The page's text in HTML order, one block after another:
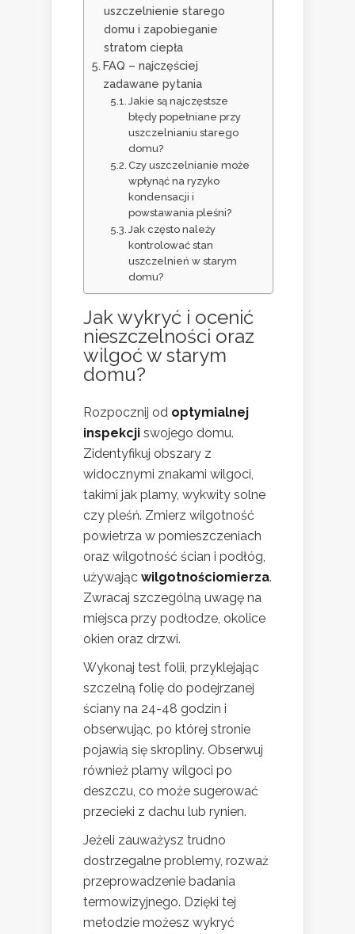
uszczelnienie starego
domu i zapobieganie
stratom ciepła
FAQ – najczęściej
zadawane pytania
Jakie są najczęstsze
błędy popełniane przy
uszczelnianiu starego
domu?
Czy uszczelnianie może
wpłynąć na ryzyko
kondensacji i
powstawania pleśni?
Jak często należy
kontrolować stan
uszczelnień w starym
domu?
Jak wykryć i ocenić
nieszczelności oraz
wilgoć w starym
domu?
Rozpocznij od optymialnej
inspekcji swojego domu.
Zidentyfikuj obszary z
widocznymi znakami wilgoci,
takimi jak plamy, wykwity solne
czy pleśń. Zmierz wilgotność
powietrza w pomieszczeniach
oraz wilgotność ścian i podłóg,
używając wilgotnościomierza.
Zwracaj szczególną uwagę na
miejsca przy podłodze, okolice
okien oraz drzwi.
Wykonaj test folii, przyklejając
szczelną folię do podejrzanej
ściany na 24-48 godzin i
obserwując, po której stronie
pojawią się skropliny. Obserwuj
również plamy wilgoci po
deszczu, co może sugerować
przecieki z dachu lub rynien.
Jeżeli zauważysz trudno
dostrzegalne problemy, rozważ
przeprowadzenie badania
termowizyjnego. Dzięki tej
metodzie możesz wykryć